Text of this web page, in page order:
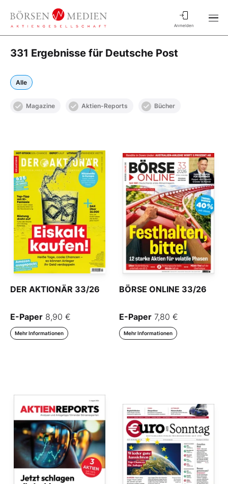
Anmelden
331 Ergebnisse für Deutsche Post
Alle
Magazine Aktien-Reports Bücher
DER AKTIONÄR 33/26
E-Paper 8,90 €
Mehr Informationen
BÖRSE ONLINE 33/26
E-Paper 7,80 €
Mehr Informationen